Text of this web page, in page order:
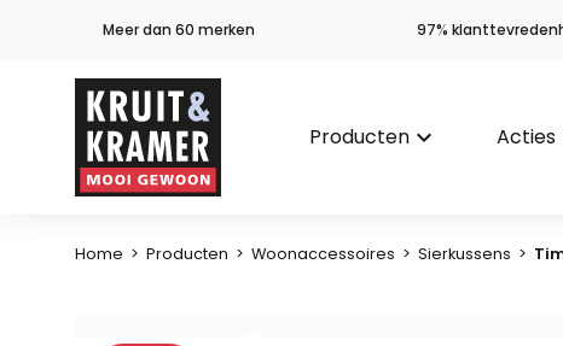
Meer dan 60 merken 97%
Producten keyboard_arrow_down Acties
Home > Producten > Woonaccessoires > Sierkussens >